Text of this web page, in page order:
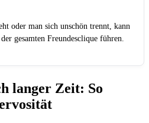
oder man sich unschön trennt, kann
gesamten Freundesclique führen.
langer Zeit: So